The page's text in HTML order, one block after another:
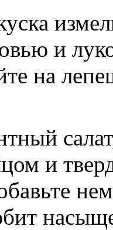
и
на
и